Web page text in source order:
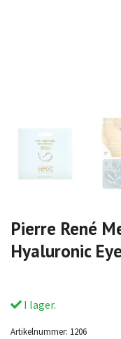
Pierre René
Hyaluronic
I lager.
Artikelnummer: 1206